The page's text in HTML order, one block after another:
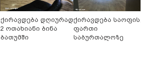
ქირავდება დღიურად
2 ოთახიანი ბინა
ბათუმში
ქირავდება
ფართი
საბურთალოზე